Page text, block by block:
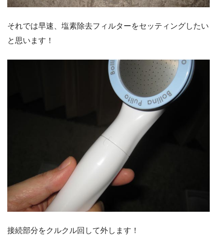
それでは早速、塩素除去フィルターをセッティングしたい
と思います！
接続部分をクルクル回して外します！